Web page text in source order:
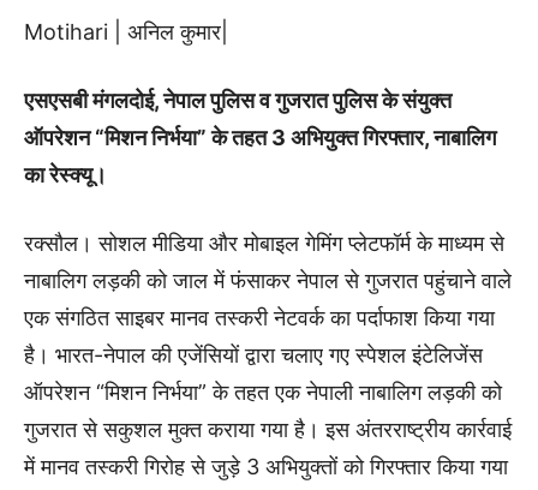
Motihari | अनिल कुमार|
एसएसबी मंगलदोई, नेपाल पुलिस व गुजरात पुलिस के संयुक्त
ऑपरेशन “मिशन निर्भया” के तहत 3 अभियुक्त गिरफ्तार, नाबालिग
का रेस्क्यू।
रक्सौल। सोशल मीडिया और मोबाइल गेमिंग प्लेटफॉर्म के माध्यम से
नाबालिग लड़की को जाल में फंसाकर नेपाल से गुजरात पहुंचाने वाले
एक संगठित साइबर मानव तस्करी नेटवर्क का पर्दाफाश किया गया
है। भारत-नेपाल की एजेंसियों द्वारा चलाए गए स्पेशल इंटेलिजेंस
ऑपरेशन “मिशन निर्भया” के तहत एक नेपाली नाबालिग लड़की को
गुजरात से सकुशल मुक्त कराया गया है। इस अंतरराष्ट्रीय कार्रवाई
में मानव तस्करी गिरोह से जुड़े 3 अभियुक्तों को गिरफ्तार किया गया